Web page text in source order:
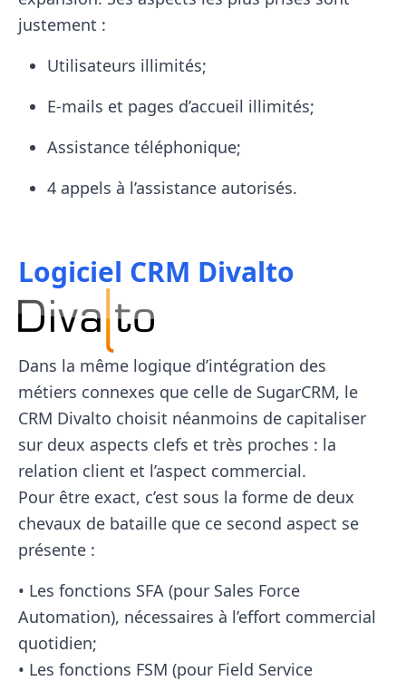
justement :
Utilisateurs illimités;
E-mails et pages d’accueil illimités;
Assistance téléphonique;
4 appels à l’assistance autorisés.
Logiciel CRM Divalto
Dans la même logique d’intégration des
métiers connexes que celle de SugarCRM, le
CRM Divalto choisit néanmoins de capitaliser
sur deux aspects clefs et très proches : la
relation client et l’aspect commercial.
Pour être exact, c’est sous la forme de deux
chevaux de bataille que ce second aspect se
présente :
• Les fonctions SFA (pour Sales Force
Automation), nécessaires à l’effort commercial
quotidien;
• Les fonctions FSM (pour Field Service